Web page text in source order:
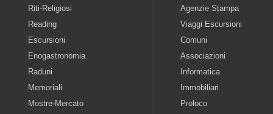
Riti-Religiosi
Reading
Escursioni
Enogastronomia
Raduni
Memoriali
Mostre-Mercato
Agenzie Stampa
Viaggi Escursioni
Comuni
Associazioni
Informatica
Immobiliari
Proloco